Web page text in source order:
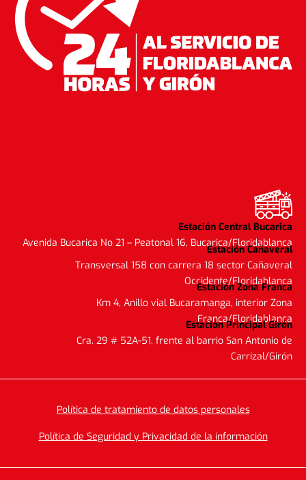
Estación Central Bucarica
Avenida Bucarica No 21 – Peatonal 16, Bucarica/Floridablanca
Estación Cañaveral
Transversal 158 con carrera 18 sector Cañaveral
Occidente/Floridablanca
Estación Zona Franca
Km 4, Anillo vial Bucaramanga, interior Zona
Franca/Floridablanca
Estación Principal Girón
Cra. 29 # 52A-51, frente al barrio San Antonio de
Carrizal/Girón
Política de tratamiento de datos personales
Política de Seguridad y Privacidad de la información